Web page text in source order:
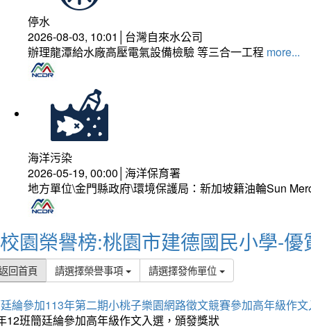
停水
2026-08-03, 10:01│台灣自來水公司
辦理龍潭給水廠高壓電氣設備檢驗 等三合一工程 more...
海洋污染
2026-05-19, 00:00│海洋保育署
地方單位\金門縣政府\環境保護局：新加坡籍油輪Sun
校園榮譽榜:桃園市建德國民小學-優
回首頁 請選擇榮譽事項 請選擇發佈單位
綸參加113年第二期小桃子樂園網路徵文競賽參加高年級作
12班簡廷綸參加高年級作文入選，頒發獎狀